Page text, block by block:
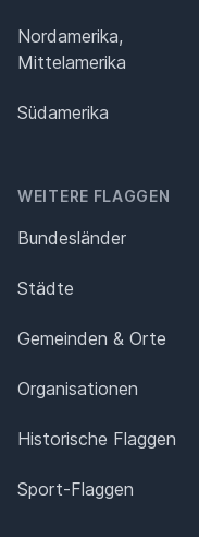
Nordamerika,
Mittelamerika
Südamerika
WEITERE FLAGGEN
Bundesländer
Städte
Gemeinden & Orte
Organisationen
Historische Flaggen
Sport-Flaggen